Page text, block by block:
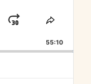
JUMP
FORWARD
SHARE
55:10